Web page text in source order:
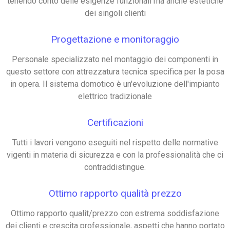
dei singoli clienti
Progettazione e monitoraggio
Personale specializzato nel montaggio dei componenti in
questo settore con attrezzatura tecnica specifica per la posa
in opera. Il sistema domotico è un'evoluzione dell'impianto
elettrico tradizionale
Certificazioni
Tutti i lavori vengono eseguiti nel rispetto delle normative
vigenti in materia di sicurezza e con la professionalità che ci
contraddistingue.
Ottimo rapporto qualità prezzo
Ottimo rapporto qualit/prezzo con estrema soddisfazione
dei clienti e crescita professionale, aspetti che hanno portato